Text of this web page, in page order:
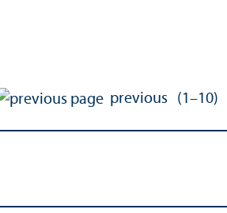
previous (1–10)